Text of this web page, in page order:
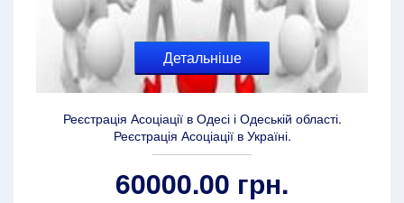
Детальніше
Реєстрація Асоціації в Одесі і Одеській області.
Реєстрація Асоціації в Україні.
60000.00 грн.